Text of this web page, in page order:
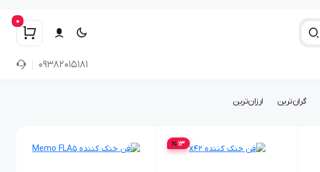
0
۰۹۳۸۲۰۱۵۱۸۱
گران‌ترین ارزان‌ترین
13